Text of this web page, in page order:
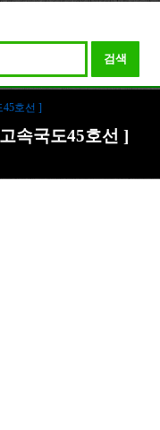
검색
호선 ]
속국도45호선 ]